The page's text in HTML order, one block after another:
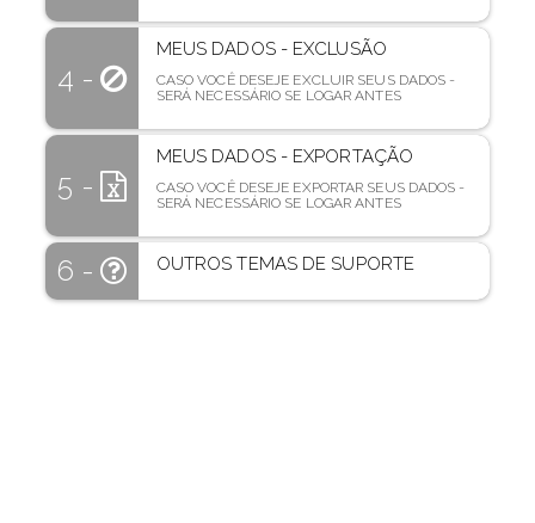
4 -
MEUS DADOS - EXCLUSÃO
CASO VOCÊ DESEJE EXCLUIR SEUS DADOS -
SERÁ NECESSÁRIO SE LOGAR ANTES
5 -
MEUS DADOS - EXPORTAÇÃO
CASO VOCÊ DESEJE EXPORTAR SEUS DADOS -
SERÁ NECESSÁRIO SE LOGAR ANTES
6 - OUTROS TEMAS DE SUPORTE